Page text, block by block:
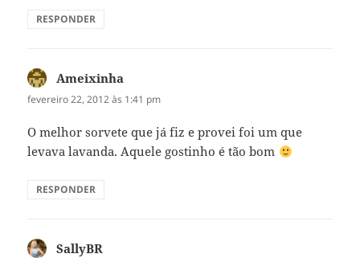
RESPONDER
Ameixinha
fevereiro 22, 2012 às 1:41 pm
O melhor sorvete que já fiz e provei foi um que
levava lavanda. Aquele gostinho é tão bom
RESPONDER
SallyBR